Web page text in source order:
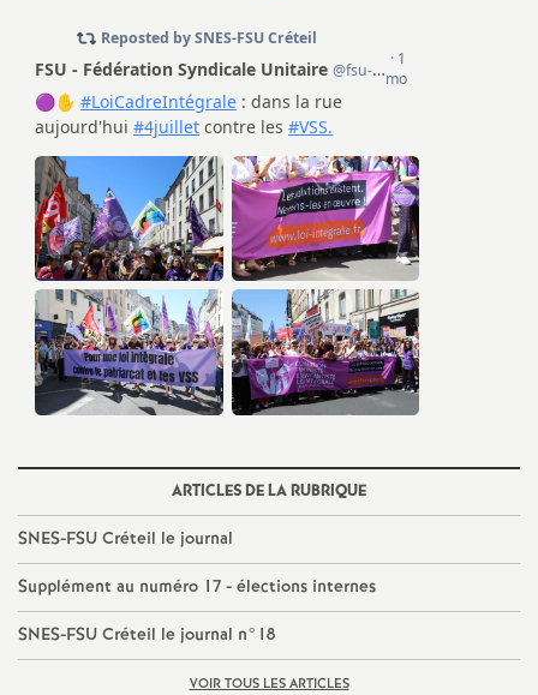
s
E
n
s
e
i
g
n
e
m
e
ARTICLES DE LA RUBRIQUE
SNES-FSU Créteil le journal
Supplément au numéro 17 - élections internes
SNES-FSU Créteil le journal n°18
VOIR TOUS LES ARTICLES